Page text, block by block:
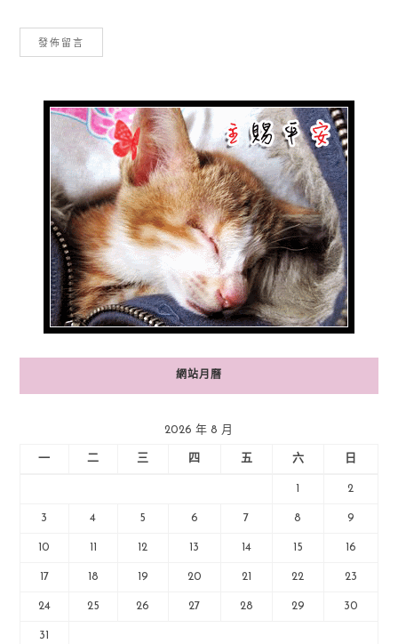
網站月曆
2026 年 8 月
一 二 三 四 五 六 日
1 2
3 4 5 6 7 8 9
10 11 12 13 14 15 16
17 18 19 20 21 22 23
24 25 26 27 28 29 30
31